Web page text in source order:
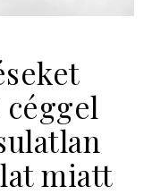
miatt